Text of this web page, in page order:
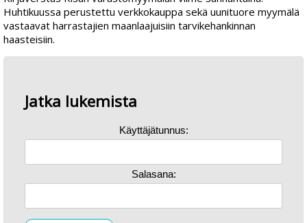
Huhtikuussa perustettu verkkokauppa sekä uunituore myymälä
vastaavat harrastajien maanlaajuisiin tarvikehankinnan
haasteisiin.
Jatka lukemista
Käyttäjätunnus:
Salasana: